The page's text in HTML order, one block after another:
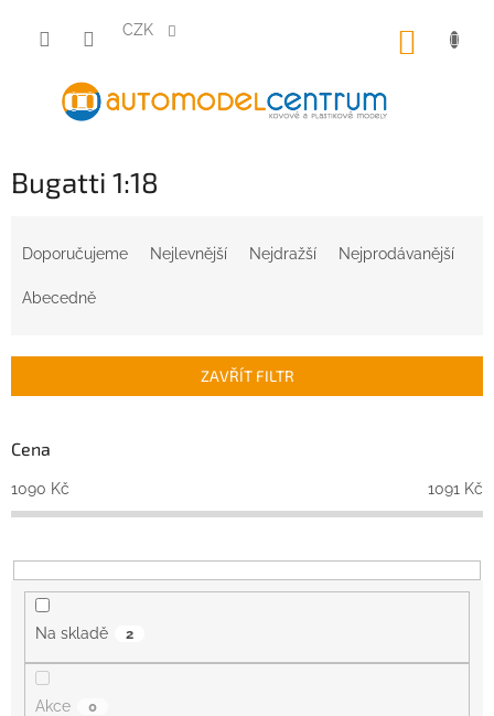
obsah
CZK
Bugatti 1:18
r
d
k
t
Doporučujeme Nejlevnější Nejdražší Nejprodávanější
Abecedně
ZAVŘÍT FILTR
Cena
1090 Kč 1091 Kč
Na skladě 2
Akce 0